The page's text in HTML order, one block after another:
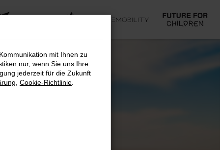
mit Ihnen zu
nur, wenn Sie uns Ihre
jederzeit für die Zukunft
Cookie-Richtlinie